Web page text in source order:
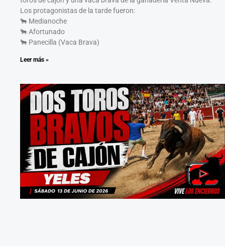
Los protagonistas de la tarde fueron:
🐂 Medianoche
🐂 Afortunado
🐂 Panecilla (Vaca Brava)
Leer más »